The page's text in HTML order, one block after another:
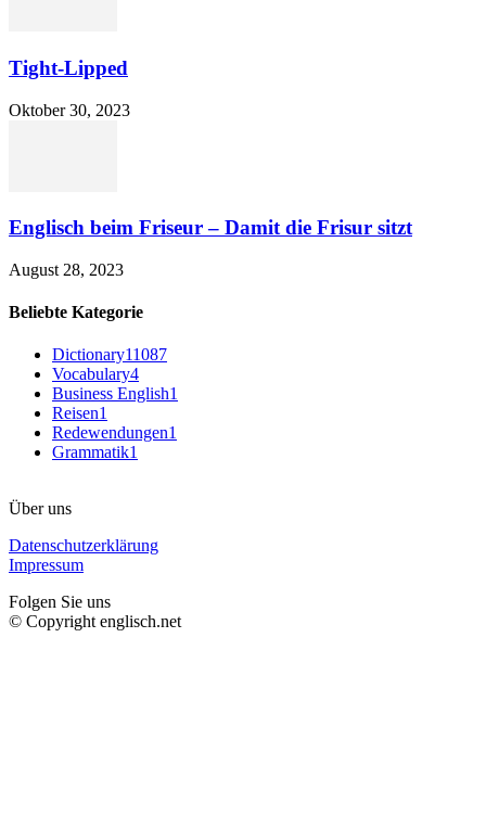
Tight-Lipped
Oktober 30, 2023
Englisch beim Friseur – Damit die Frisur sitzt
August 28, 2023
Beliebte Kategorie
Dictionary11087
Vocabulary4
Business English1
Reisen1
Redewendungen1
Grammatik1
Über uns
Datenschutzerklärung
Impressum
Folgen Sie uns
© Copyright englisch.net